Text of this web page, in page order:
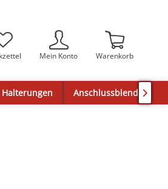
Mein Konto Warenkorb
Halterungen Anschlussblenden
